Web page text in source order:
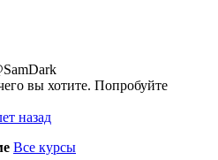
вы хотите. Попробуйте
назад
Все курсы